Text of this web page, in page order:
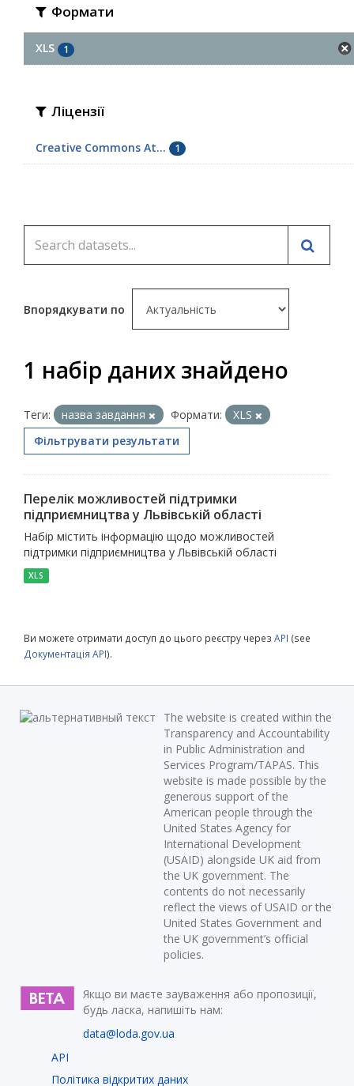
Формати
XLS 1
Ліцензії
Creative Commons At... 1
Впорядкувати по
1 набір даних знайдено
Теги: назва завдання Формати:
XLS
Фільтрувати результати
Перелік можливостей підтримки
підприємництва у Львівській області
Набір містить інформацію щодо можливостей
підтримки підприємництва у Львівській області
XLS
Ви можете отримати доступ до цього реєстру через API (see
Документація API).
The website is created within the
Transparency and Accountability
in Public Administration and
Services Program/TAPAS. This
website is made possible by the
generous support of the
American people through the
United States Agency for
International Development
(USAID) alongside UK aid from
the UK government. The
contents do not necessarily
reflect the views of USAID or the
United States Government and
the UK government’s official
policies.
Якщо ви маєте зауваження або пропозиції,
будь ласка, напишіть нам:
data@loda.gov.ua
API
Політика відкритих даних